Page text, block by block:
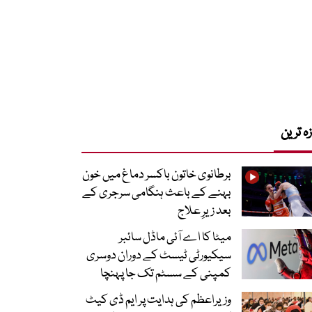
ترین
برطانوی خاتون باکسر دماغ میں خون
بہنے کے باعث ہنگامی سرجری کے
بعد زیرِ علاج
میٹا کا اے آئی ماڈل سائبر
سیکیورٹی ٹیسٹ کے دوران دوسری
کمپنی کے سسٹم تک جا پہنچا
وزیراعظم کی ہدایت پر ایم ڈی کیٹ